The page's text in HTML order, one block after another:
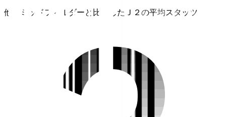
他のミッドフィルダーと比較したＪ２の平均スタッツ